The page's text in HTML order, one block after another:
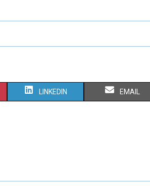
LINKEDIN EMAIL